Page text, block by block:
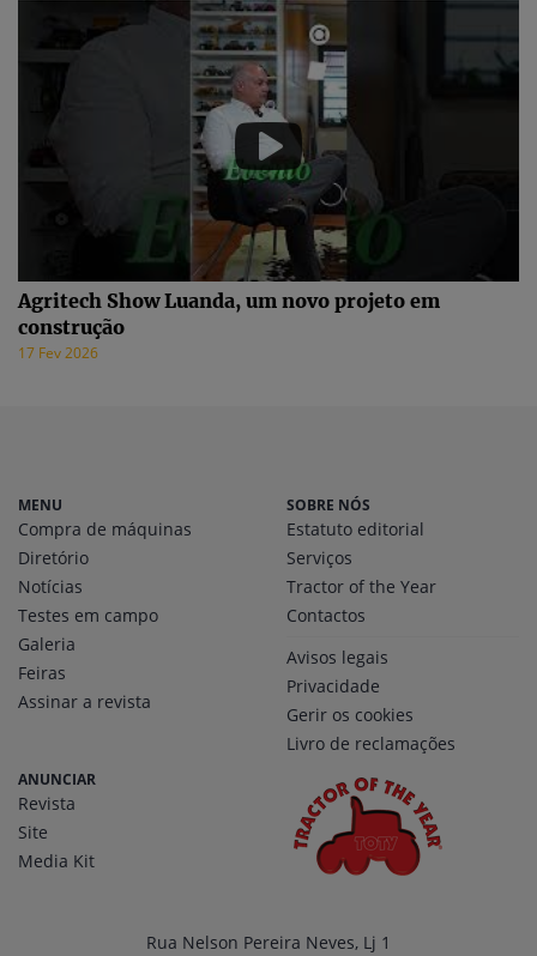
Agritech Show Luanda, um novo projeto em
construção
17 Fev 2026
MENU
Compra de máquinas
Diretório
Notícias
Testes em campo
Galeria
Feiras
Assinar a revista
SOBRE NÓS
Estatuto editorial
Serviços
Tractor of the Year
Contactos
Avisos legais
Privacidade
Gerir os cookies
Livro de reclamações
ANUNCIAR
Revista
Site
Media Kit
Rua Nelson Pereira Neves, Lj 1